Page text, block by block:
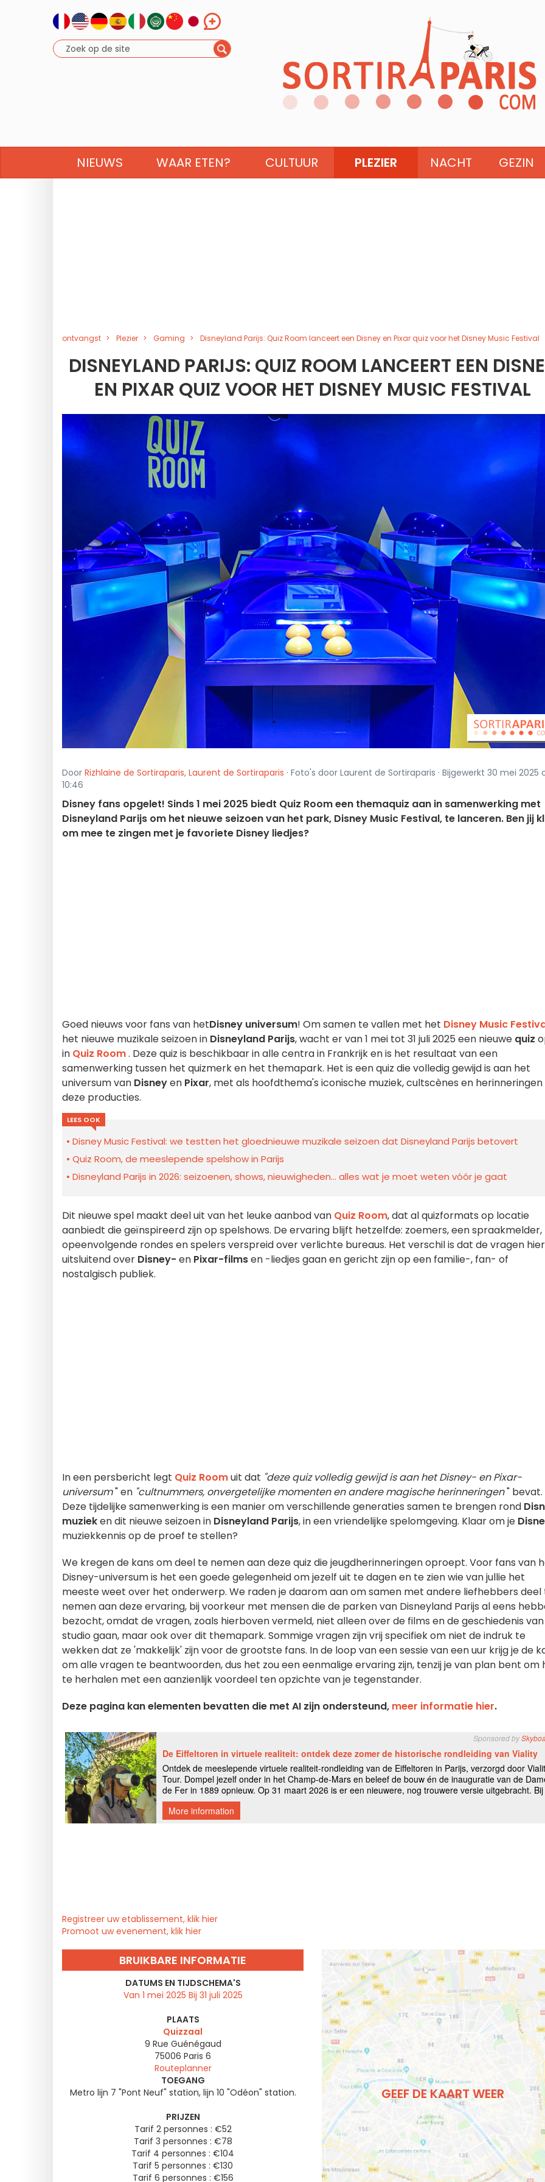
NIEUWS WAAR ETEN? CULTUUR PLEZIER NACHT GEZIN
ontvangst Plezier Gaming Disneyland Parijs: Quiz Room lanceert een Disney en Pixar quiz voor het Disney Music Festival
DISNEYLAND PARIJS: QUIZ ROOM LANCEERT EEN
EN PIXAR QUIZ VOOR HET DISNEY MUSIC FESTIVAL
Door Rizhlaine de Sortiraparis, Laurent de Sortiraparis · Foto's door Laurent de Sortiraparis · Bijgewerkt 30 mei 2025
10:46
Disney fans opgelet! Sinds 1 mei 2025 biedt Quiz Room een themaquiz aan in samenwerking met
Disneyland Parijs om het nieuwe seizoen van het park, Disney Music Festival, te lanceren. Ben jij
om mee te zingen met je favoriete Disney liedjes?
Goed nieuws voor fans van hetDisney universum! Om samen te vallen met het Disney Music
het nieuwe muzikale seizoen in Disneyland Parijs, wacht er van 1 mei tot 31 juli 2025 een nieuwe quiz
in Quiz Room. Deze quiz is beschikbaar in alle centra in Frankrijk en is het resultaat van een
samenwerking tussen het quizmerk en het themapark. Het is een quiz die volledig gewijd is aan het
universum van Disneyen Pixar, met als hoofdthema's iconische muziek, cultscènes en
deze producties.
LEES OOK
Disney Music Festival: we testten het gloednieuwe muzikale seizoen dat Disneyland Parijs betovert
Quiz Room, de meeslepende spelshow in Parijs
Disneyland Parijs in 2026: seizoenen, shows, nieuwigheden… alles wat je moet weten vóór je gaat
Dit nieuwe spel maakt deel uit van het leuke aanbod van Quiz Room, dat al quizformats op locatie
aanbiedt die geïnspireerd zijn op spelshows. De ervaring blijft hetzelfde: zoemers, een spraakmelder,
opeenvolgende rondes en spelers verspreid over verlichte bureaus. Het verschil is dat de vragen hier
uitsluitend over Disney- en Pixar-filmsen -liedjes gaan en gericht zijn op een familie-, fan- of
nostalgisch publiek.
In een persbericht legt Quiz Roomuit dat "deze quiz volledig gewijd is aan het Disney- en Pixar-
universum" en "cultnummers, onvergetelijke momenten en andere magische herinneringen" bevat.
Deze tijdelijke samenwerking is een manier om verschillende generaties samen te brengen rond
muzieken dit nieuwe seizoen in Disneyland Parijs, in een vriendelijke spelomgeving. Klaar om je
muziekkennis op de proef te stellen?
We kregen de kans om deel te nemen aan deze quiz die jeugdherinneringen oproept. Voor fans van
Disney-universum is het een goede gelegenheid om jezelf uit te dagen en te zien wie van jullie het
meeste weet over het onderwerp. We raden je daarom aan om samen met andere liefhebbers deel
nemen aan deze ervaring, bij voorkeur met mensen die de parken van Disneyland Parijs al eens
bezocht, omdat de vragen, zoals hierboven vermeld, niet alleen over de films en de geschiedenis
studio gaan, maar ook over dit themapark. Sommige vragen zijn vrij specifiek om niet de indruk te
wekken dat ze 'makkelijk' zijn voor de grootste fans. In de loop van een sessie van een uur krijg je de
om alle vragen te beantwoorden, dus het zou een eenmalige ervaring zijn, tenzij je van plan bent om
te herhalen met een aanzienlijk voordeel ten opzichte van je tegenstander.
Deze pagina kan elementen bevatten die met AI zijn ondersteund, meer informatie hier.
Registreer uw etablissement, klik hier
Promoot uw evenement, klik hier
BRUIKBARE INFORMATIE
DATUMS EN TIJDSCHEMA'S
Van 1 mei 2025 Bij 31 juli 2025
PLAATS
Quizzaal
9 Rue Guénégaud
75006 Paris 6
Routeplanner
TOEGANG
Metro lijn 7 "Pont Neuf" station, lijn 10 "Odéon" station.
PRIJZEN
Tarif 2 personnes : €52
Tarif 3 personnes : €78
Tarif 4 personnes : €104
Tarif 5 personnes : €130
Tarif 6 personnes : €156
GEEF DE KAART WEER